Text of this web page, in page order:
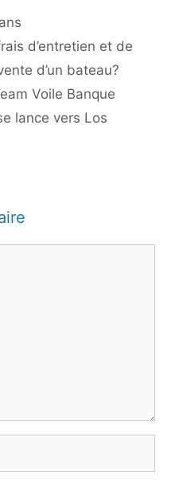
d’entretien et de
d’un bateau?
Voile Banque
lance vers Los